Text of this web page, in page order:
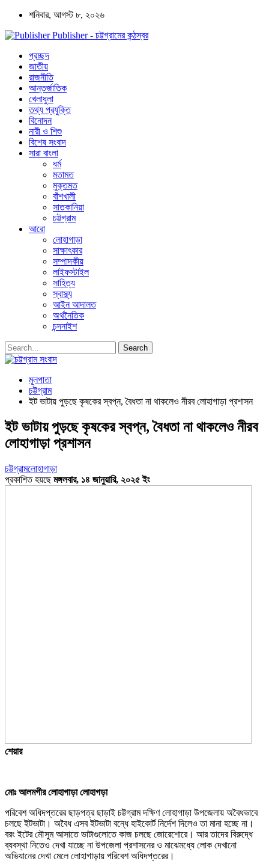
শনিবার, আগস্ট ৮, ২০২৬
Publisher - চট্টগ্রামের কন্ঠস্বর
প্রচ্ছদ
জাতীয়
রাজনীতি
আন্তর্জাতিক
খেলাধুলা
তথ্য প্রযুক্তি
বিনোদন
নারী ও শিশু
বিশেষ সংবাদ
সারা বাংলা
ধর্ম
মতামত
মুক্তমত
বাঁশখালী
সাতকানিয়া
চট্টগ্রাম
আরো
লোহাগাড়া
সাক্ষাৎকার
সম্পাদকীয়
লাইফস্টাইল
সাহিত্য
স্বাস্থ্য
আইন আদালত
অর্থনৈতিক
চন্দনাইশ
মূলপাতা
চট্টগ্রাম
ইট ভাটায় পুড়ছে কৃষকের স্বপ্ন, বৈধতা না থাকলেও নীরব লোহাগাড়া প্রশাসন
ইট ভাটায় পুড়ছে কৃষকের স্বপ্ন, বৈধতা না থাকলেও নীরব
লোহাগাড়া প্রশাসন
চট্টগ্রামলোহাগাড়া
প্রকাশিত হয়ছেমঙ্গলবার, ১৪ জানুয়ারি, ২০২৫ ইং
শেয়ার
মোঃ আলমগীর লোহাগাড়া লোহাগড়া
পরিবেশ অধিদপ্তরের ছাড়পত্র ছাড়াই চট্টগ্রাম দক্ষিণ লোহাগাড়া উপজেলায় অবৈধভাবে
চলছে ইটভাটা। অবৈধ এসব ইটভাটা বন্ধে হাইকোর্ট নির্দেশ দিলেও তা মানা হচ্ছে না।
বরং ইটের মৌসুম আসাতে ভাটাগুলোতে কাজ চলছে জোরেশোরে। আর তাদের বিরুদ্ধে
ব্যবস্থা নিতেও দেখা যাচ্ছে না উপজেলা প্রশাসনের ও মাঝেমধ্যে লোক দেখানো
অভিযানের দেখা মেলে লোহাগাড়ায় পরিবেশ অধিদপ্তরের।